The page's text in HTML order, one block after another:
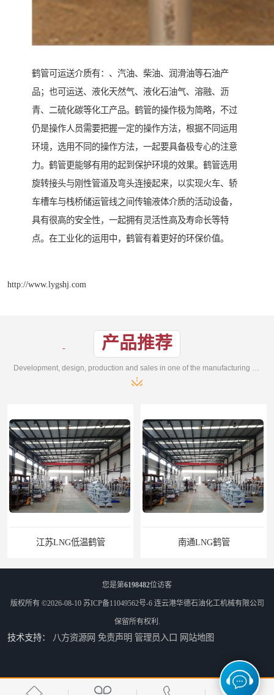
鹤管可运送介质有：、汽油、柴油、润滑油等石油产
品；也可运送、液化天然气、液化石油气、溶融、沥
青、二硫化碳等化工产品。鹤管的操作极为简略，不过
仍是操作人员需要把握一定的操作方法，根据不同运用
环境，选用不同的操作方法，一起要具备极专心的注意
力。鹤管更能够有用的起到保护环境的效果。鹤管选用
旋转接头与刚性管道及弯头连接起来，以实现火车、轿
车槽车与栈桥储运管线之间传输液体介质的活动设备，
具有很高的安全性，一起拥有灵活性高及寿命长等特
点。在工业化的运用中，鹤管有着更好的环保价值。
http://www.lygshj.com
产品推荐
南通LNG鹤管
您是第6198482位访客
版权所有 ©2026-08-10 苏ICP备11049562号-6 连云港华德石油化工机械有限公司
保留所有权利.
技术支持： 八方资源网 免责声明 管理员入口 网站地图